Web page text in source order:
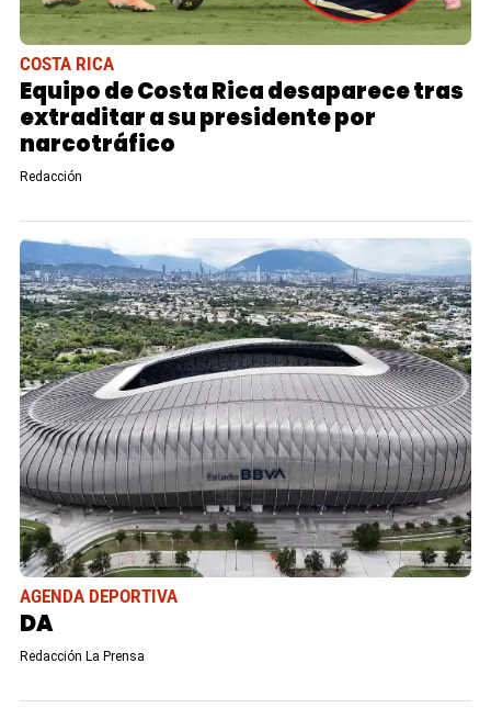
COSTA RICA
Equipo de Costa Rica desaparece tras
extraditar a su presidente por
narcotráfico
Redacción
AGENDA DEPORTIVA
DA
Redacción La Prensa